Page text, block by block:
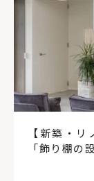
【新築・
「飾り棚の